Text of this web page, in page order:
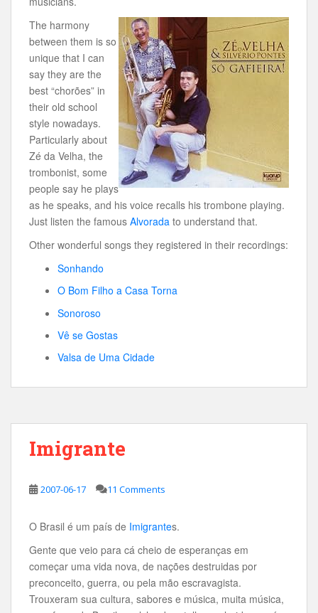
The harmony
between them is so
unique that I can
say they are the
best “chorões” in
their old school
style nowadays.
Particularly about
Zé da Velha, the
trombonist, some
people say he plays
as he speaks, and his voice recalls his trombone playing.
Just listen the famous Alvorada to understand that.
Other wonderful songs they registered in their recordings:
Sonhando
O Bom Filho a Casa Torna
Sonoroso
Vê se Gostas
Valsa de Uma Cidade
Imigrante
2007-06-17 11 Comments
O Brasil é um país de Imigrantes.
Gente que veio para cá cheio de esperanças em
começar uma vida nova, de nações destruidas por
preconceito, guerra, ou pela mão escravagista.
Trouxeram sua cultura, sabores e música, muita música,